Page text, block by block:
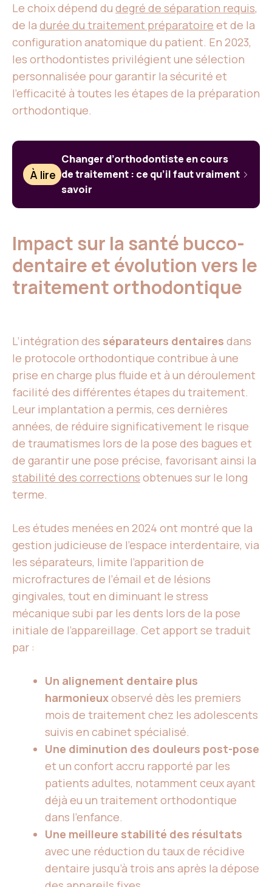
Le choix dépend du degré de séparation requis,
de la durée du traitement préparatoire et de la
configuration anatomique du patient. En 2023,
les orthodontistes privilégient une sélection
personnalisée pour garantir la sécurité et
l’efficacité à toutes les étapes de la préparation
orthodontique.
À lire
Changer d’orthodontiste en cours
de traitement : ce qu’il faut vraiment
savoir
Impact sur la santé bucco-
dentaire et évolution vers le
traitement orthodontique
L’intégration des séparateurs dentaires dans
le protocole orthodontique contribue à une
prise en charge plus fluide et à un déroulement
facilité des différentes étapes du traitement.
Leur implantation a permis, ces dernières
années, de réduire significativement le risque
de traumatismes lors de la pose des bagues et
de garantir une pose précise, favorisant ainsi la
stabilité des corrections obtenues sur le long
terme.
Les études menées en 2024 ont montré que la
gestion judicieuse de l’espace interdentaire, via
les séparateurs, limite l’apparition de
microfractures de l’émail et de lésions
gingivales, tout en diminuant le stress
mécanique subi par les dents lors de la pose
initiale de l’appareillage. Cet apport se traduit
par :
Un alignement dentaire plus
harmonieuxobservé dès les premiers
mois de traitement chez les adolescents
suivis en cabinet spécialisé.
Une diminution des douleurs post-pose
et un confort accru rapporté par les
patients adultes, notamment ceux ayant
déjà eu un traitement orthodontique
dans l’enfance.
Une meilleure stabilité des résultats
avec une réduction du taux de récidive
dentaire jusqu’à trois ans après la dépose